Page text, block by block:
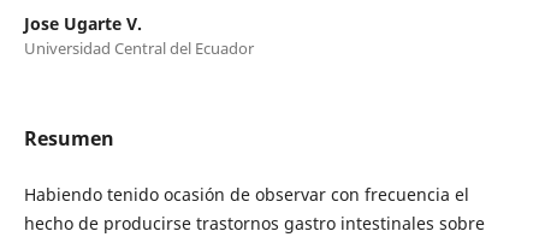
Jose Ugarte V.
Universidad Central del Ecuador
Resumen
Habiendo tenido ocasión de observar con frecuencia el
hecho de producirse trastornos gastro intestinales sobre